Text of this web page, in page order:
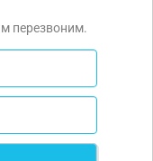
перезвоним.